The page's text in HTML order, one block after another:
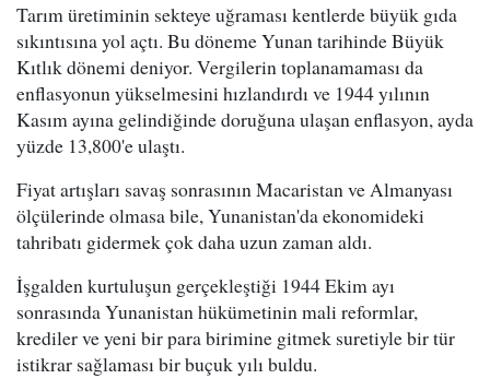
Tarım üretiminin sekteye uğraması kentlerde büyük gıda
sıkıntısına yol açtı. Bu döneme Yunan tarihinde Büyük
Kıtlık dönemi deniyor. Vergilerin toplanamaması da
enflasyonun yükselmesini hızlandırdı ve 1944 yılının
Kasım ayına gelindiğinde doruğuna ulaşan enflasyon, ayda
yüzde 13,800'e ulaştı.
Fiyat artışları savaş sonrasının Macaristan ve Almanyası
ölçülerinde olmasa bile, Yunanistan'da ekonomideki
tahribatı gidermek çok daha uzun zaman aldı.
İşgalden kurtuluşun gerçekleştiği 1944 Ekim ayı
sonrasında Yunanistan hükümetinin mali reformlar,
krediler ve yeni bir para birimine gitmek suretiyle bir tür
istikrar sağlaması bir buçuk yılı buldu.